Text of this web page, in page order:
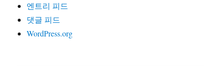
엔트리 피드
댓글 피드
WordPress.org